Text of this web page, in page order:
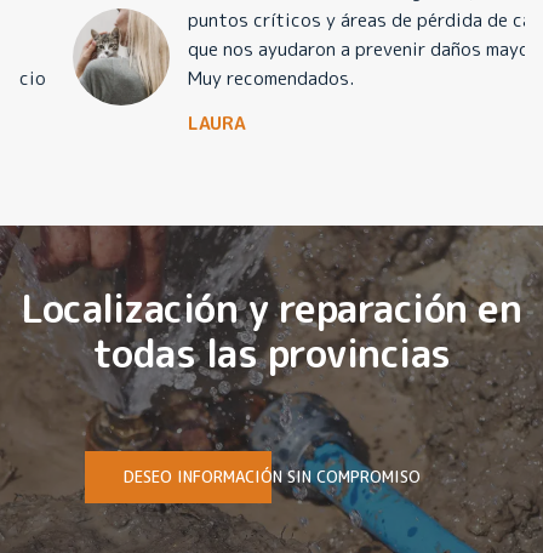
puntos críticos y áreas de pérdida de calor
que nos ayudaron a prevenir daños mayores.
Muy recomendados.
LAURA
Localización y reparación en
todas las provincias
DESEO INFORMACIÓN SIN COMPROMISO